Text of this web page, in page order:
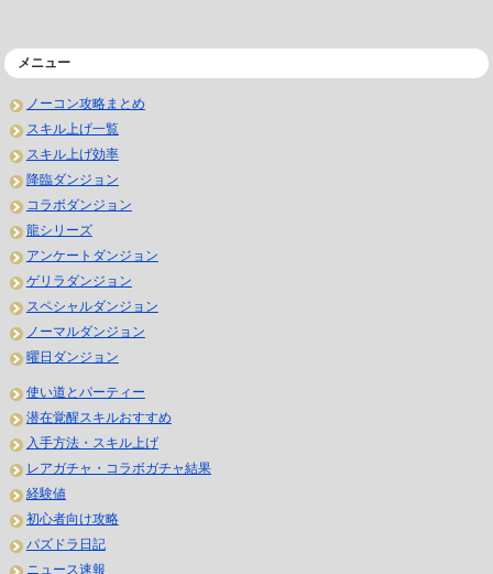
メニュー
ノーコン攻略まとめ
スキル上げ一覧
スキル上げ効率
降臨ダンジョン
コラボダンジョン
龍シリーズ
アンケートダンジョン
ゲリラダンジョン
スペシャルダンジョン
ノーマルダンジョン
曜日ダンジョン
使い道とパーティー
潜在覚醒スキルおすすめ
入手方法・スキル上げ
レアガチャ・コラボガチャ結果
経験値
初心者向け攻略
パズドラ日記
ニュース速報